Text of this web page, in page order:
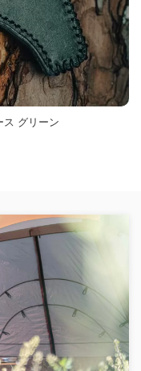
ス グリーン